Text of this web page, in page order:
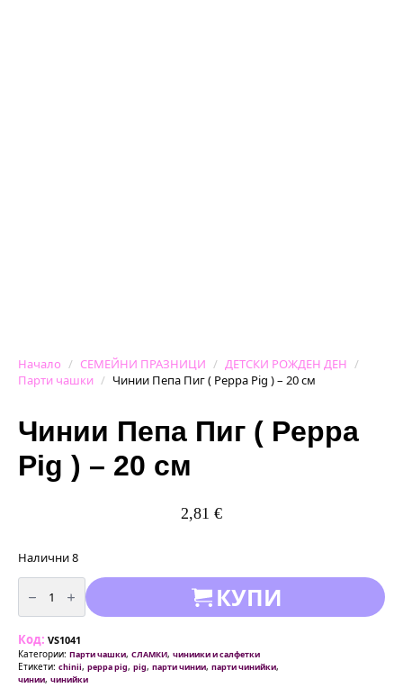
Начало СЕМЕЙНИ ПРАЗНИЦИ
ДЕТСКИ РОЖДЕН ДЕН
Парти чашки
Чинии Пепа Пиг ( Peppa Pig ) – 20 см
Чинии Пепа Пиг ( Peppa
Pig ) – 20 см
2,81 €
Налични 8
количество
за
Чинии
Пепа
(
Peppa
Pig
)
-
КУПИ
Код: VS1041
Категории: Парти чашки, СЛАМКИ, чиниики и салфетки
Етикети: chinii, peppa pig, pig, парти чинии, парти чинийки,
чинии, чинийки